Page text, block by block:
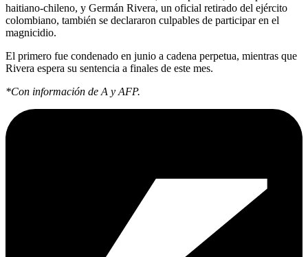
haitiano-chileno, y Germán Rivera, un oficial retirado del ejército
colombiano, también se declararon culpables de participar en el
magnicidio.
El primero fue condenado en junio a cadena perpetua, mientras que
Rivera espera su sentencia a finales de este mes.
*Con información de A y AFP.